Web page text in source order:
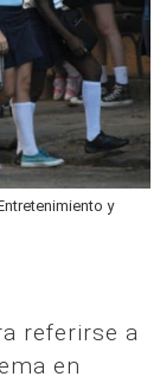
y
referirse a
en